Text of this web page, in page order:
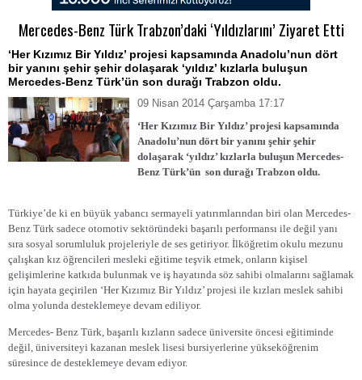
Mercedes-Benz Türk Trabzon’daki ‘Yıldızlarını’ Ziyaret Etti
‘Her Kızımız Bir Yıldız’ projesi kapsamında Anadolu’nun dört
bir yanını şehir şehir dolaşarak ‘yıldız’ kızlarla buluşun
Mercedes-Benz Türk’ün son durağı Trabzon oldu.
09 Nisan 2014 Çarşamba 17:17
‘Her Kızımız Bir Yıldız’ projesi kapsamında
Anadolu’nun dört bir yanını şehir şehir
dolaşarak ‘yıldız’ kızlarla buluşun Mercedes-
Benz Türk’ün son durağı Trabzon oldu.
Türkiye’de ki en büyük yabancı sermayeli yatırımlarından biri olan Mercedes-
Benz Türk sadece otomotiv sektöründeki başarılı performansı ile değil yanı
sıra sosyal sorumluluk projeleriyle de ses getiriyor. İlköğretim okulu mezunu
çalışkan kız öğrencileri mesleki eğitime teşvik etmek, onların kişisel
gelişimlerine katkıda bulunmak ve iş hayatında söz sahibi olmalarını sağlamak
için hayata geçirilen ‘Her Kızımız Bir Yıldız’ projesi ile kızları meslek sahibi
olma yolunda desteklemeye devam ediliyor.
Mercedes- Benz Türk, başarılı kızların sadece üniversite öncesi eğitiminde
değil, üniversiteyi kazanan meslek lisesi bursiyerlerine yükseköğrenim
süresince de desteklemeye devam ediyor.